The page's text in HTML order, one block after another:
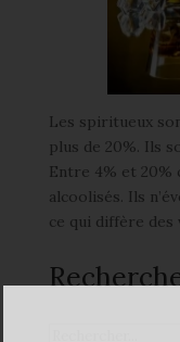
Les spiritueux
plus de 20%. Ils
Entre 4% et 20%
alcoolisés. Ils
ce qui diffère des